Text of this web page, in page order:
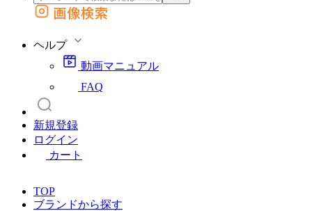
外部サイトの商品をカートに追加
画像検索
ヘルプ
動画マニュアル
FAQ
新規登録
ログイン
カート
TOP
ブランドから探す